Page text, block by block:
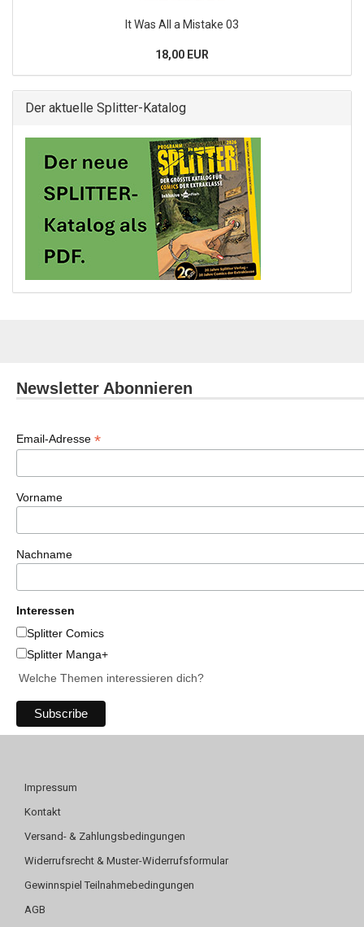
It Was All a Mistake 03
18,00 EUR
Der aktuelle Splitter-Katalog
Newsletter Abonnieren
Email-Adresse *
Vorname
Nachname
Interessen
Splitter Comics
Splitter Manga+
Welche Themen interessieren dich?
Impressum
Kontakt
Versand- & Zahlungsbedingungen
Widerrufsrecht & Muster-Widerrufsformular
Gewinnspiel Teilnahmebedingungen
AGB